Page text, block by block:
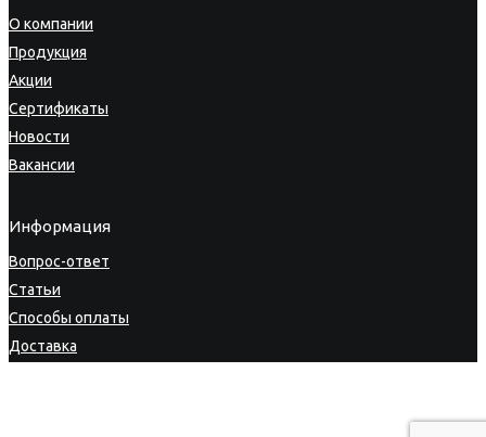
О компании
Продукция
Акции
Сертификаты
Новости
Вакансии
Информация
Вопрос-ответ
Статьи
Способы оплаты
Доставка